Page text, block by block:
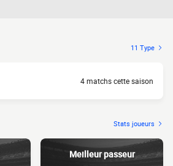
11 Type
4 matchs cette saison
Stats joueurs
Meilleur passeur